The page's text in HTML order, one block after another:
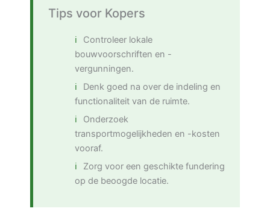
Tips voor Kopers
Controleer lokale
bouwvoorschriften en -
vergunningen.
Denk goed na over de indeling en
functionaliteit van de ruimte.
Onderzoek
transportmogelijkheden en -kosten
vooraf.
Zorg voor een geschikte fundering
op de beoogde locatie.